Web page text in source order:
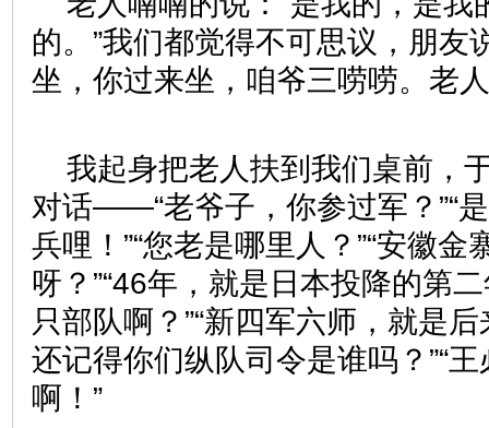
的。”我们都觉得不可思议，朋友
坐，你过来坐，咱爷三唠唠。老
我起身把老人扶到我们桌前，
对话——“老爷子，你参过军？”“
兵哩！”“您老是哪里人？”“安徽金
呀？”“46年，就是日本投降的第
只部队啊？”“新四军六师，就是
还记得你们纵队司令是谁吗？”“
啊！”